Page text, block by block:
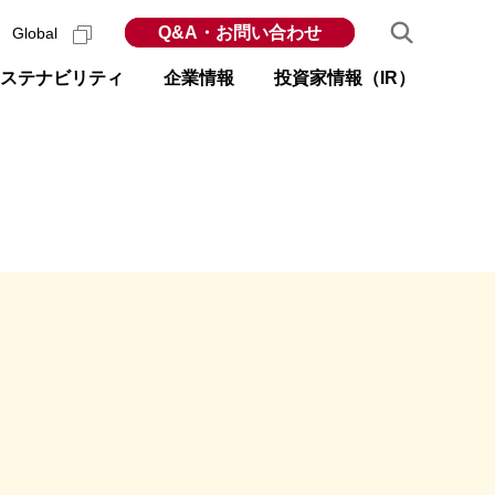
テナビリティ 企業情報 投資家情報（IR）
Global Q&A・お問い合わせ